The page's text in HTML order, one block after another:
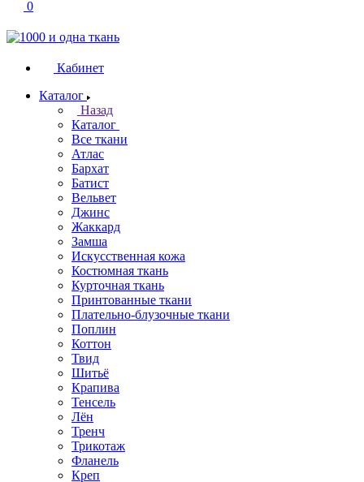
0
Кабинет
Каталог
Назад
Каталог
Все ткани
Атлас
Бархат
Батист
Вельвет
Джинс
Жаккард
Замша
Искусственная кожа
Костюмная ткань
Курточная ткань
Принтованные ткани
Плательно-блузочные ткани
Поплин
Коттон
Твид
Шитьё
Крапива
Тенсель
Лён
Тренч
Трикотаж
Фланель
Креп